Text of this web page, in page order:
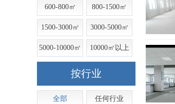
600-800㎡ 800-1500㎡
1500-3000㎡ 3000-5000㎡
5000-10000㎡ 10000㎡以上
按行业
全部 任何行业